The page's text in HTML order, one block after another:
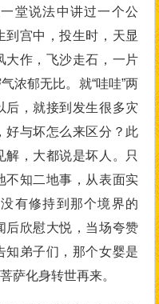
堂说法中讲过一个公
到宫中，投生时，天显
大作，飞沙走石，一片
浓郁无比。就“哇哇”两
后，就接到发生很多灾
好与坏怎么来区分？此
，大都说是坏人。只
不知二地事，从表面实
有修持到那个境界的
后欣慰大悦，当场夸赞
知弟子们，那个女婴是
萨化身转世再来。